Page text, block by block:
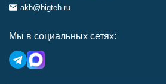
akb@bigteh.ru
Мы в социальных сетях: